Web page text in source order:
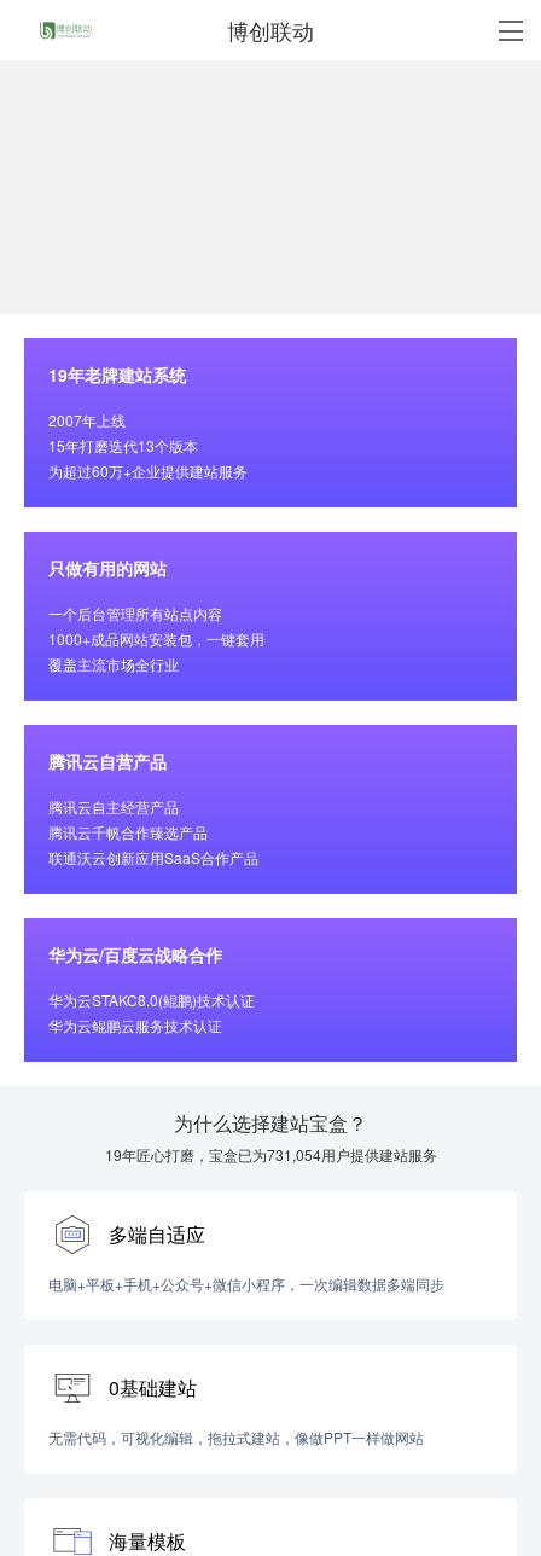
博创联动
19年老牌建站系统
2007年上线
15年打磨迭代13个版本
为超过60万+企业提供建站服务
只做有用的网站
一个后台管理所有站点内容
1000+成品网站安装包，一键套用
覆盖主流市场全行业
腾讯云自营产品
腾讯云自主经营产品
腾讯云千帆合作臻选产品
联通沃云创新应用SaaS合作产品
华为云/百度云战略合作
华为云STAKC8.0(鲲鹏)技术认证
华为云鲲鹏云服务技术认证
为什么选择建站宝盒？
19年匠心打磨，宝盒已为731,054用户提供建站服务
多端自适应
电脑+平板+手机+公众号+微信小程序，一次编辑数据多端同步
0基础建站
无需代码，可视化编辑，拖拉式建站，像做PPT一样做网站
海量模板